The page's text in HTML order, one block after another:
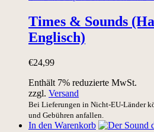
Times & Sounds
Englisch)
€24,99
Enthält 7% reduzierte MwSt.
zzgl. Versand
Bei Lieferungen in Nicht-EU-Länder
und Gebühren anfallen.
In den Warenkorb